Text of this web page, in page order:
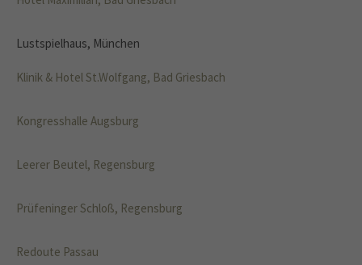
Lustspielhaus, München
Klinik & Hotel St.Wolfgang, Bad Griesbach
Kongresshalle Augsburg
Leerer Beutel, Regensburg
Prüfeninger Schloß, Regensburg
Redoute Passau